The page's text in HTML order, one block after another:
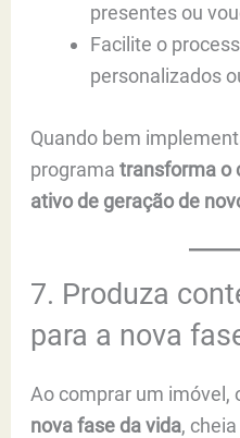
presentes ou
Facilite o
personalizados
Quando bem
programatransforma o
ativo de geração de
7. Produza
para a nova
Ao comprar um imóvel,
nova fase da vida,